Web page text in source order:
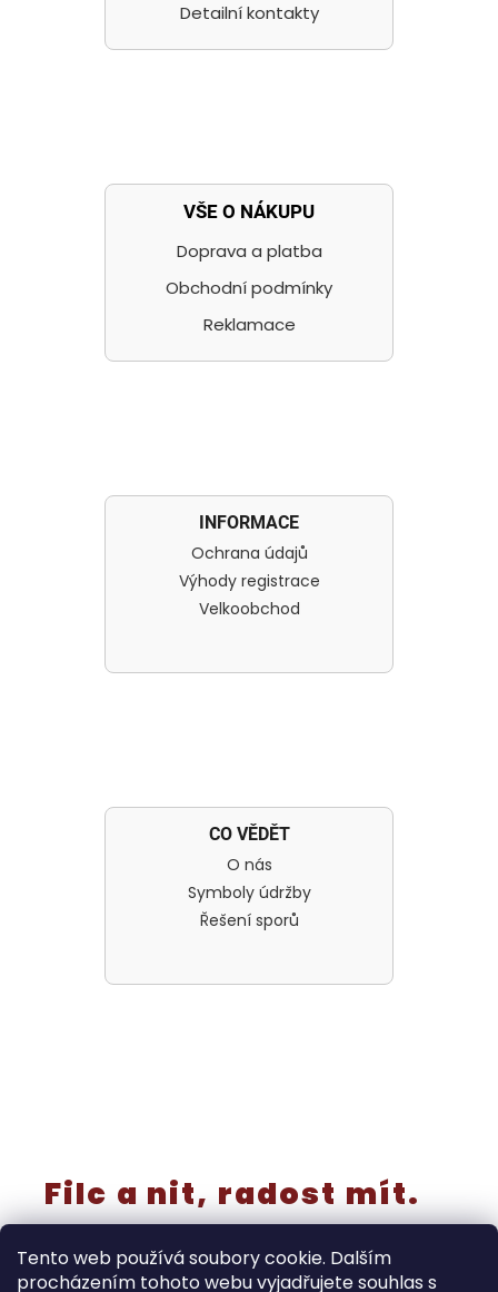
Tento web používá soubory cookie. Dalším
procházením tohoto webu vyjadřujete souhlas s
Detailní kontakty
VŠE O NÁKUPU
Doprava a platba
Obchodní podmínky
Reklamace
INFORMACE
Ochrana údajů
Výhody registrace
Velkoobchod
CO VĚDĚT
O nás
Symboly údržby
Řešení sporů
Filc a nit, radost mít.